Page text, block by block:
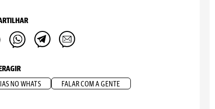
NO WHATS FALAR COM A GENTE